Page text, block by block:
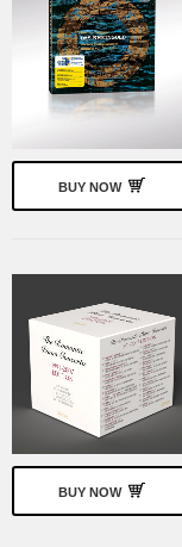
BUY NOW
BUY NOW